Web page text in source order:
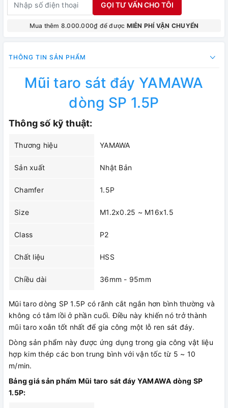
GỌI TƯ VẤN CHO TÔI
Mua thêm 8.000.000₫ để được MIỄN PHÍ VẬN CHUYỂN
THÔNG TIN SẢN PHẨM
Mũi taro sát đáy YAMAWA
dòng SP 1.5P
Thông số kỹ thuật:
Thương hiệu YAMAWA
Sản xuất Nhật Bản
Chamfer 1.5P
Size M1.2x0.25 ~ M16x1.5
Class P2
Chất liệu HSS
Chiều dài 36mm - 95mm
Mũi taro dòng SP 1.5P có rãnh cắt ngắn hơn bình thường và
không có tâm lồi ở phần cuối. Điều này khiến nó trở thành
mũi taro xoắn tốt nhất để gia công một lỗ ren sát đáy.
Dòng sản phẩm này được ứng dụng trong gia công vật liệu
hợp kim thép các bon trung bình với vận tốc từ 5 ~ 10
m/min.
Bảng giá sản phẩm Mũi taro sát đáy YAMAWA dòng SP
1.5P: